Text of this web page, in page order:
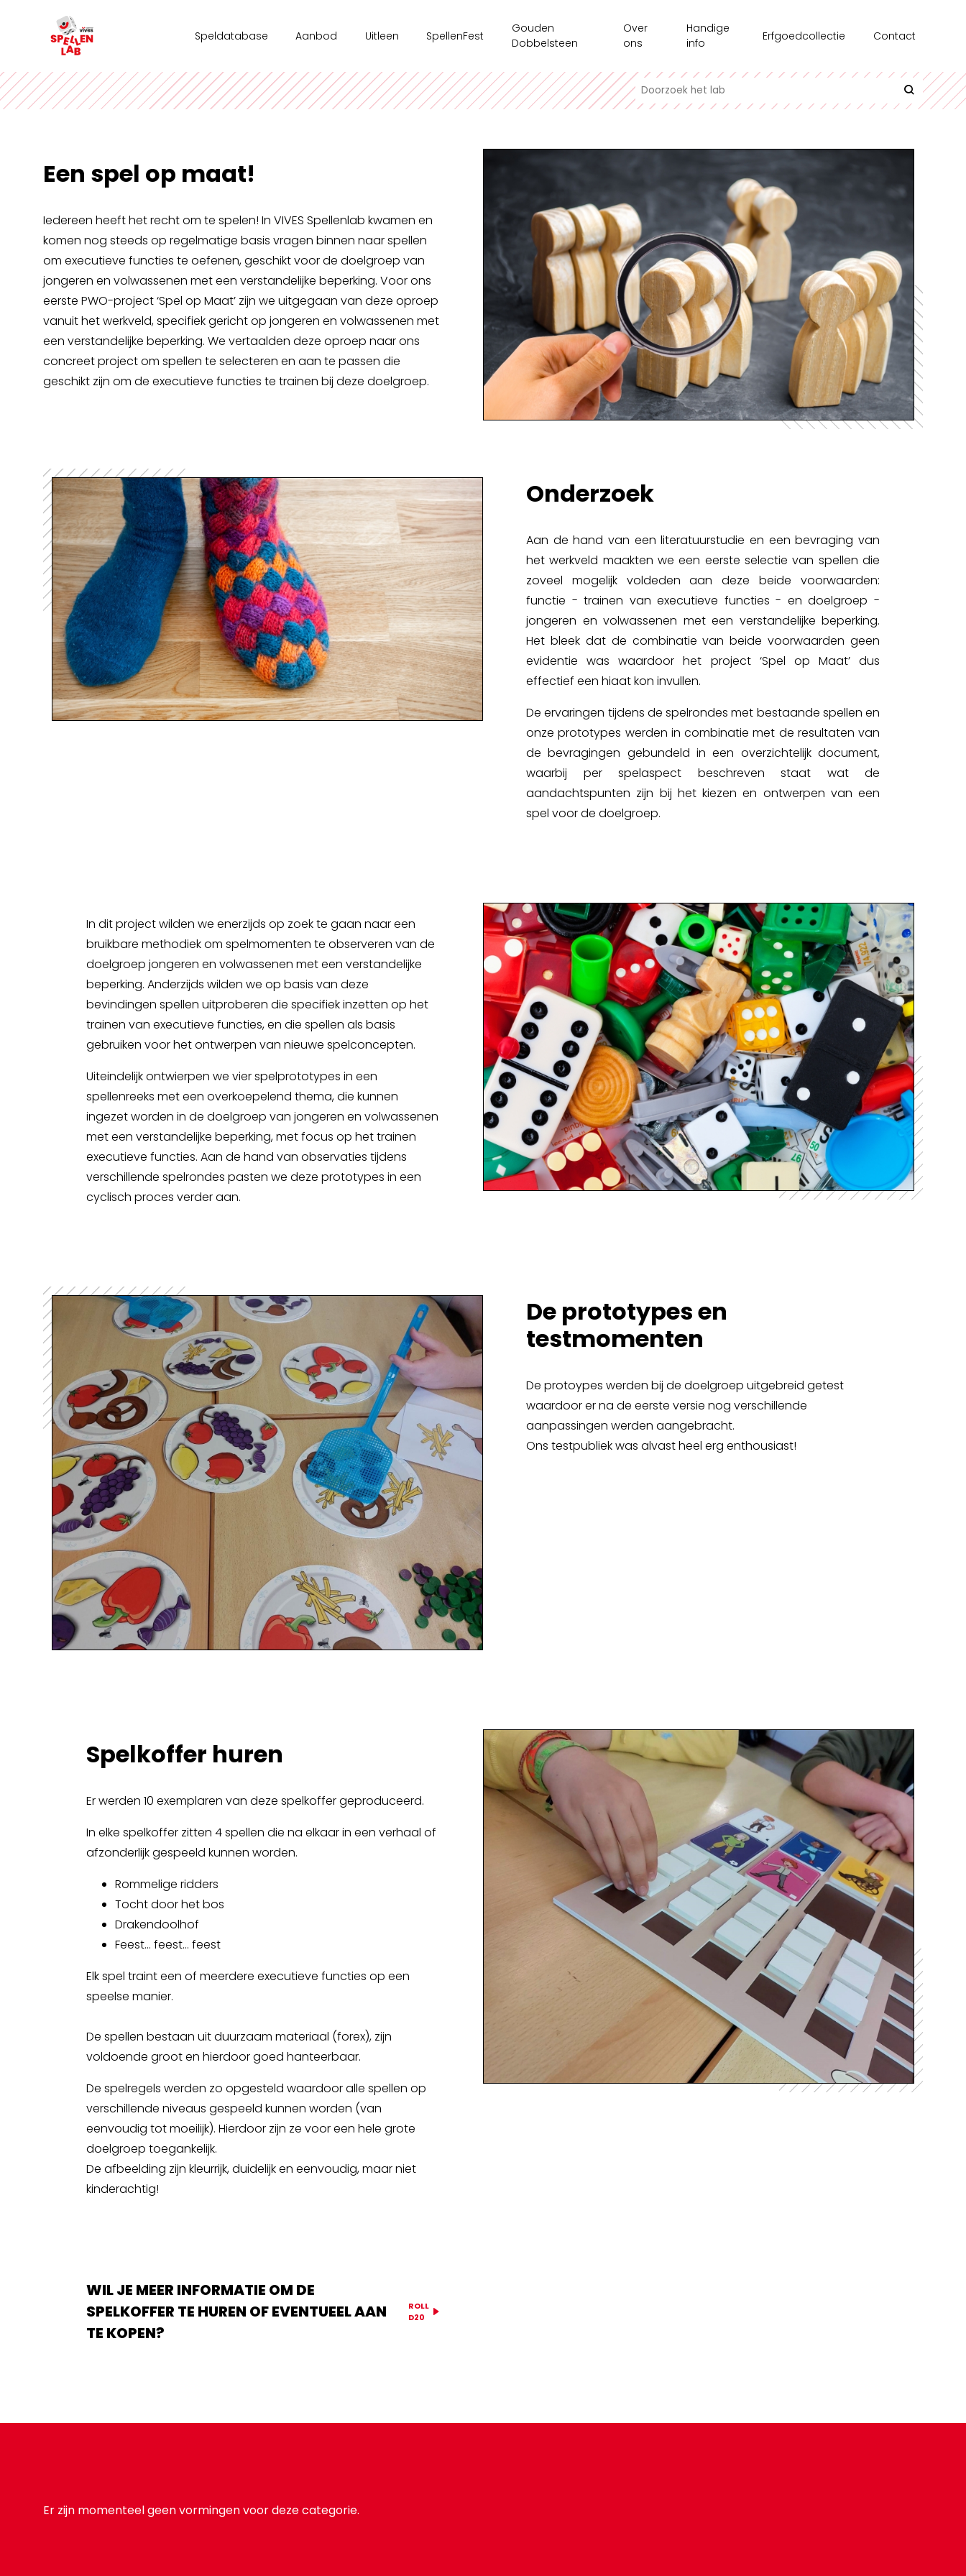
Speldatabase Aanbod
Workshops
Uitleen
Ouderenzorg
Spellenkoffer Veerkracht en Welbevinden
Spellenkoffer 'Ridders op Drakentocht'
Spellenkoffer executieve functies kleuter
Spellenkoffer STEM kleuter + onderbouw lager
Spellenkoffer STEM bovenbouw lager + 1ste graad secundair
Spellenkoffer Snellerenden kleuter
Spellenkoffer snellerenden lager
SpellenFest
Gouden
Dobbelsteen
Over
ons
Geschiedenis
Onze medewerkers
Onderzoek
Spel op Maat
Magazine
Handige
info
Recensie-exemplaren
Contact en bereikbaarheid
Interessante links
Historische informatie over spellen
Erfgoedcollectie Contact
Een spel op maat!
Iedereen heeft het recht om te spelen! In VIVES Spellenlab kwamen en
komen nog steeds op regelmatige basis vragen binnen naar spellen
om executieve functies te oefenen, geschikt voor de doelgroep van
jongeren en volwassenen met een verstandelijke beperking. Voor ons
eerste PWO-project ‘Spel op Maat’ zijn we uitgegaan van deze oproep
vanuit het werkveld, specifiek gericht op jongeren en volwassenen met
een verstandelijke beperking. We vertaalden deze oproep naar ons
concreet project om spellen te selecteren en aan te passen die
geschikt zijn om de executieve functies te trainen bij deze doelgroep.
Onderzoek
Aan de hand van een literatuurstudie en een bevraging van
het werkveld maakten we een eerste selectie van spellen die
zoveel mogelijk voldeden aan deze beide voorwaarden:
functie - trainen van executieve functies - en doelgroep -
jongeren en volwassenen met een verstandelijke beperking.
Het bleek dat de combinatie van beide voorwaarden geen
evidentie was waardoor het project ‘Spel op Maat’ dus
effectief een hiaat kon invullen.
De ervaringen tijdens de spelrondes met bestaande spellen en
onze prototypes werden in combinatie met de resultaten van
de bevragingen gebundeld in een overzichtelijk document,
waarbij per spelaspect beschreven staat wat de
aandachtspunten zijn bij het kiezen en ontwerpen van een
spel voor de doelgroep.
In dit project wilden we enerzijds op zoek te gaan naar een
bruikbare methodiek om spelmomenten te observeren van de
doelgroep jongeren en volwassenen met een verstandelijke
beperking. Anderzijds wilden we op basis van deze
bevindingen spellen uitproberen die specifiek inzetten op het
trainen van executieve functies, en die spellen als basis
gebruiken voor het ontwerpen van nieuwe spelconcepten.
Uiteindelijk ontwierpen we vier spelprototypes in een
spellenreeks met een overkoepelend thema, die kunnen
ingezet worden in de doelgroep van jongeren en volwassenen
met een verstandelijke beperking, met focus op het trainen
executieve functies. Aan de hand van observaties tijdens
verschillende spelrondes pasten we deze prototypes in een
cyclisch proces verder aan.
De prototypes en
testmomenten
De protoypes werden bij de doelgroep uitgebreid getest
waardoor er na de eerste versie nog verschillende
aanpassingen werden aangebracht.
Ons testpubliek was alvast heel erg enthousiast!
Spelkoffer huren
Er werden 10 exemplaren van deze spelkoffer geproduceerd.
In elke spelkoffer zitten 4 spellen die na elkaar in een verhaal of
afzonderlijk gespeeld kunnen worden.
Rommelige ridders
Tocht door het bos
Drakendoolhof
Feest... feest... feest
Elk spel traint een of meerdere executieve functies op een
speelse manier.
De spellen bestaan uit duurzaam materiaal (forex), zijn
voldoende groot en hierdoor goed hanteerbaar.
De spelregels werden zo opgesteld waardoor alle spellen op
verschillende niveaus gespeeld kunnen worden (van
eenvoudig tot moeilijk). Hierdoor zijn ze voor een hele grote
doelgroep toegankelijk.
De afbeelding zijn kleurrijk, duidelijk en eenvoudig, maar niet
kinderachtig!
WIL JE MEER INFORMATIE OM DE
SPELKOFFER TE HUREN OF EVENTUEEL AAN
TE KOPEN?
ROLL
D20
Er zijn momenteel geen vormingen voor deze categorie.